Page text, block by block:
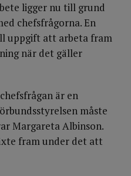
ligger nu till grund
chefsfrågorna. En
uppgift att arbeta fram
när det gäller
är en
måste
Margareta Albinson.
fram under det att